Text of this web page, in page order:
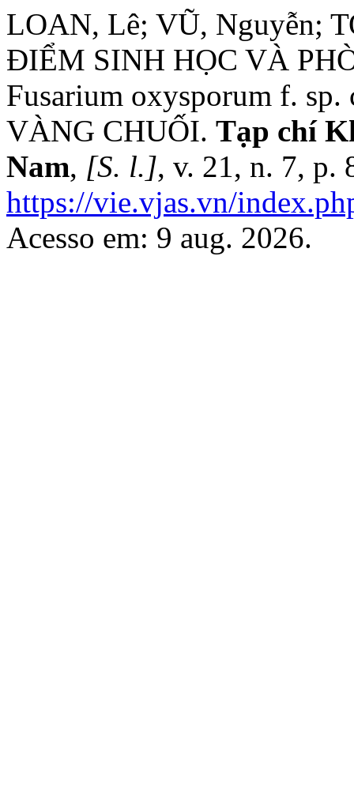
LOAN, Lê; VŨ, Nguyễn;
ĐIỂM SINH HỌC VÀ
Fusarium oxysporum f.
VÀNG CHUỐI. Tạp chí
Nam, [S. l.], v. 21, n. 7, p.
https://vie.vjas.vn/
Acesso em: 9 aug. 2026.